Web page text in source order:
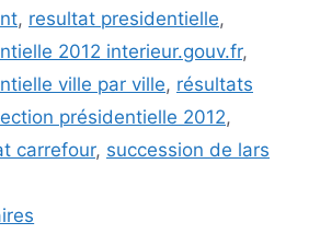
, resultat presidentielle,
2012 interieur.gouv.fr,
ville par ville, résultats
présidentielle 2012,
carrefour, succession de lars